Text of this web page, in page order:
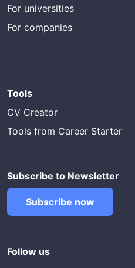
For universities
For companies
Tools
CV Creator
Tools from Career Starter
Subscribe to Newsletter
Subscribe now
Follow us